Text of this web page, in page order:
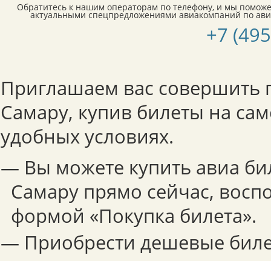
Обратитесь к нашим операторам по телефону, и мы
актуальными спецпредложениями авиакомпаний по
+7
Приглашаем вас совершить
Самару, купив билеты на
удобных условиях.
— Вы можете купить авиа
Самару прямо сейчас,
формой «Покупка билета».
— Приобрести дешевые